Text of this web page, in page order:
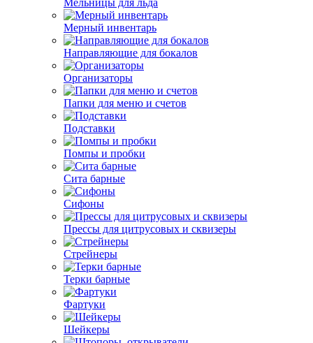
Мельницы для льда
Мерный инвентарь
Направляющие для бокалов
Организаторы
Папки для меню и счетов
Подставки
Помпы и пробки
Сита барные
Сифоны
Прессы для цитрусовых и сквизеры
Стрейнеры
Терки барные
Фартуки
Шейкеры